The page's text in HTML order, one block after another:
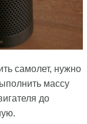
самолет, нужно
массу
до